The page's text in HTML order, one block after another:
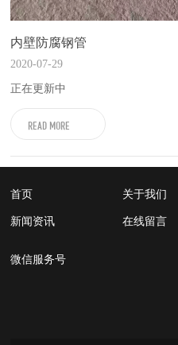
内壁防腐钢管
2020-07-29
正在更新中
READ MORE
首页 关于我们
新闻资讯 在线留言
微信服务号